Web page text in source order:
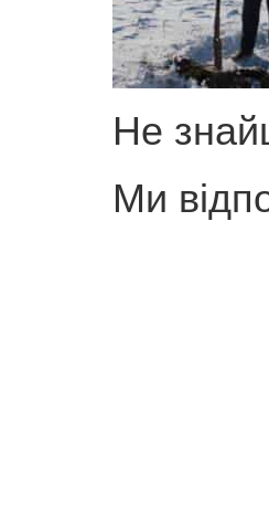
Не
Ми